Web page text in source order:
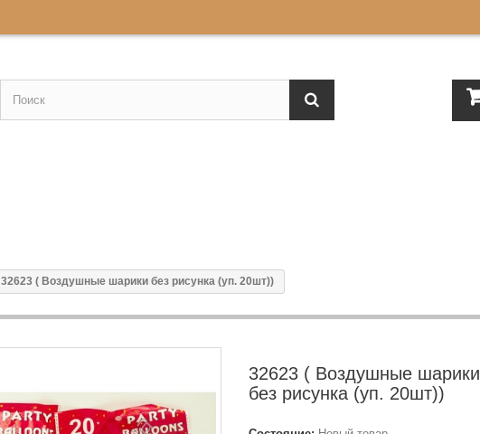
32623 ( Воздушные шарики без рисунка (уп. 20шт))
32623 ( Воздушные шарики
без рисунка (уп. 20шт))